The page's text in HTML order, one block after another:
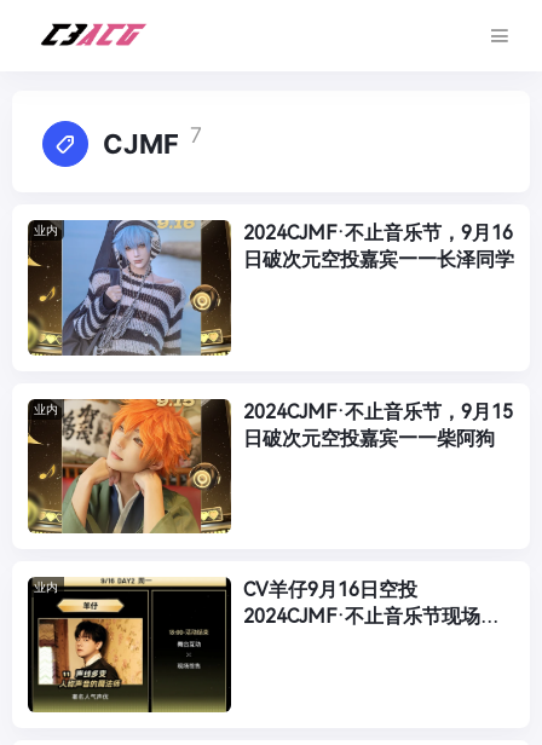
CJMF 7
业内
2024CJMF·不止音乐节，9月16
日破次元空投嘉宾——长泽同学
业内
2024CJMF·不止音乐节，9月15
日破次元空投嘉宾——柴阿狗
业内
CV羊仔9月16日空投
2024CJMF·不止音乐节现场，